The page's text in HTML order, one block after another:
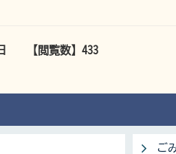
【閲覧数】 433
ご